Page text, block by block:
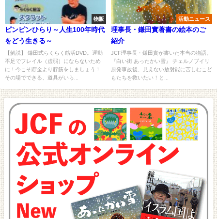
物販
ピンピンひらり～人生100年時代
をどう生きる～
【解説】 鎌田式らくらく筋活DVD。運動
不足でフレイル（虚弱）にならないため
に！今こそ貯金より貯筋をしましょう！
その場でできる、道具がいら...
活動ニュース
理事長・鎌田實著書の絵本のご
紹介
JCF理事長・鎌田實が書いた本当の物語。
『白い街 あったかい雪』 チェルノブイリ
原発事故後、見えない放射能に苦しむこど
もたちを救いたい！と...